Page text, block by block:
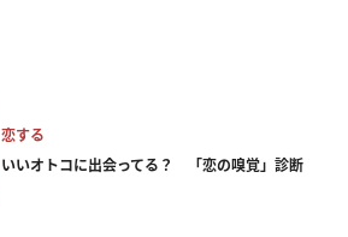
恋する
いいオトコに出会ってる？ 「恋の嗅覚」診断